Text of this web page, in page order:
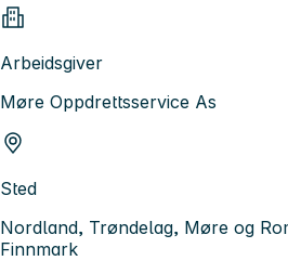
Arbeidsgiver
Møre Oppdrettsservice As
Sted
Nordland, Trøndelag, Møre og
Finnmark